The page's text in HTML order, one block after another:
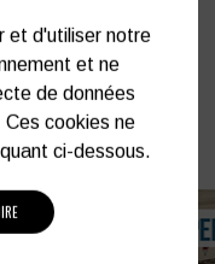
et d'utiliser notre
et ne
de données
cookies ne
ci-dessous.